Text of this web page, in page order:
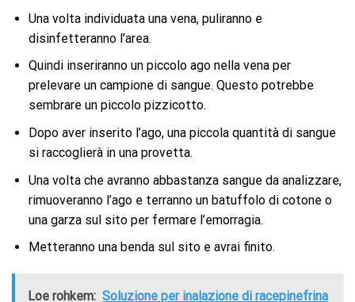
Una volta individuata una vena, puliranno e
disinfetteranno l’area.
Quindi inseriranno un piccolo ago nella vena per
prelevare un campione di sangue. Questo potrebbe
sembrare un piccolo pizzicotto.
Dopo aver inserito l’ago, una piccola quantità di sangue
si raccoglierà in una provetta.
Una volta che avranno abbastanza sangue da analizzare,
rimuoveranno l’ago e terranno un batuffolo di cotone o
una garza sul sito per fermare l’emorragia.
Metteranno una benda sul sito e avrai finito.
Loe rohkem: Soluzione per inalazione di racepinefrina